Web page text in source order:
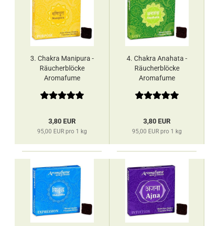
3. Chakra Manipura -
Räucherblöcke
Aromafume
3,80 EUR
95,00 EUR pro 1 kg
4. Chakra Anahata -
Räucherblöcke
Aromafume
3,80 EUR
95,00 EUR pro 1 kg